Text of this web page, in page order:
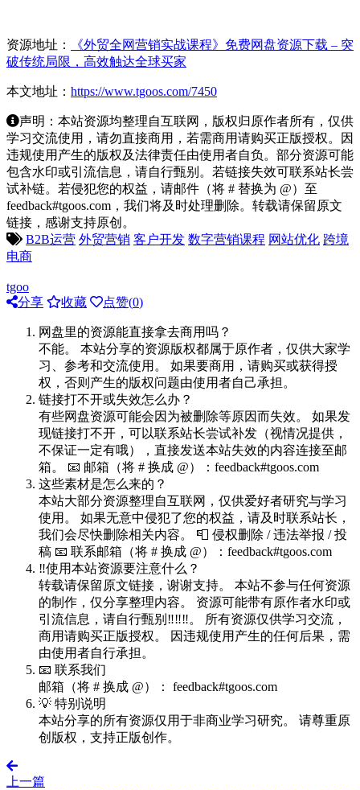
资源地址：
《外贸全网营销实战课程》免费网盘资源下载 – 突
破传统局限，高效触达全球买家
本文地址： https://www.tgoos.com/7450
声明：本站资源均整理自互联网，版权归原作者所有，仅供
学习交流使用，请勿直接商用，若需商用请购买正版授权。因
违规使用产生的版权及法律责任由使用者自负。部分资源可能
包含水印或引流信息，请自行甄别。若链接失效可联系站长尝
试补链。若侵犯您的权益，请邮件（将 # 替换为 @）至
feedback#tgoos.com，我们将及时处理删除。转载请保留原文
链接，感谢支持原创。
B2B运营 外贸营销 客户开发 数字营销课程 网站优化 跨境
电商
tgoo
分享
收藏 点赞(0)
网盘里的资源能直接拿去商用吗？
不能。 本站分享的资源版权都属于原作者，仅供大家学
习、参考和交流使用。 如果要商用，请购买或获得授
权，否则产生的版权问题由使用者自己承担。
链接打不开或失效怎么办？
有些网盘资源可能会因为被删除等原因而失效。 如果发
现链接打不开，可以联系站长尝试补发（视情况提供，
不保证一定有哦），直接发送本站失效的内容连接至邮
箱。 📧 邮箱（将 # 换成 @）：feedback#tgoos.com
这些素材是怎么来的？
本站大部分资源整理自互联网，仅供爱好者研究与学习
使用。 如果无意中侵犯了您的权益，请及时联系站长，
我们会尽快删除相关内容。 📮 侵权删除 / 违法举报 / 投
稿 📧 联系邮箱（将 # 换成 @）：feedback#tgoos.com
‼️使用本站资源要注意什么？
转载请保留原文链接，谢谢支持。 本站不参与任何资源
的制作，仅分享整理内容。 资源可能带有原作者水印或
引流信息，请自行甄别‼️‼️‼️。 所有资源仅供学习交流，
商用请购买正版授权。 因违规使用产生的任何后果，需
由使用者自行承担。
📧 联系我们
邮箱（将 # 换成 @）： feedback#tgoos.com
💡 特别说明
本站分享的所有资源仅用于非商业学习研究。 请尊重原
创版权，支持正版创作。
上一篇